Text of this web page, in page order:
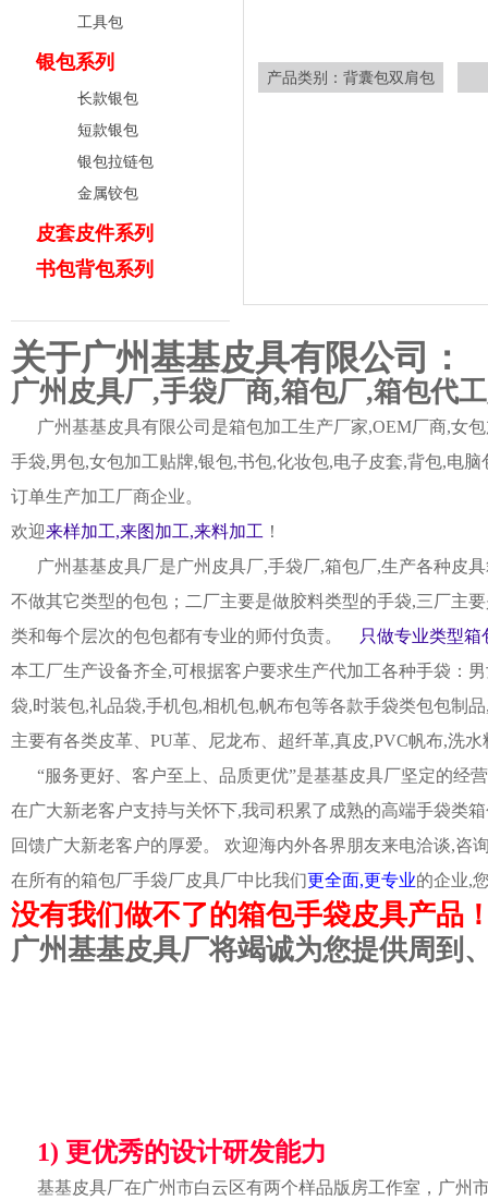
工具包
银包系列
长款银包
短款银包
银包拉链包
金属铰包
皮套皮件系列
书包背包系列
产品类别：背囊包双肩包
关于广州基基皮具有限公司：
广州皮具厂,手袋厂商,箱包厂,箱包代
广州基基皮具有限公司是箱包加工生产厂家,OEM厂商,女
手袋,男包,女包加工贴牌,银包,书包,化妆包,电子皮套,背包,电
订单生产加工厂商企业。
欢迎来样加工,来图加工,来料加工 ！
广州基基皮具厂是广州皮具厂,手袋厂,箱包厂,生产各种皮
不做其它类型的包包；二厂主要是做胶料类型的手袋,三厂主
类和每个层次的包包都有专业的师付负责。
只做专业类型箱
本工厂生产设备齐全,可根据客户要求生产代加工各种手袋：
袋,时装包,礼品袋,手机包,相机包,帆布包等各款手袋类包包制
主要有各类皮革、PU革、尼龙布、超纤革,真皮,PVC帆布,洗
“服务更好、客户至上、品质更优”是基基皮具厂坚定的经
在广大新老客户支持与关怀下,我司积累了成熟的高端手袋类
回馈广大新老客户的厚爱。 欢迎海内外各界朋友来电洽谈,咨
在所有的箱包厂手袋厂皮具厂中比我们更全面,更专业的企业,
没有我们做不了的箱包手袋皮具产品
广州基基皮具厂将竭诚为您提供周到
1) 更优秀的设计研发能力
基基皮具厂在广州市白云区有两个样品版房工作室，广州